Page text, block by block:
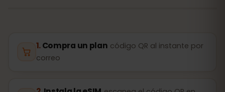
Compra un plan código QR al instante por
correo